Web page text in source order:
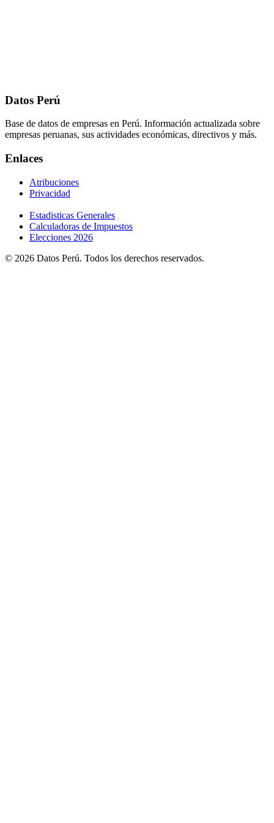
Datos Perú
Base de datos de empresas en Perú. Información actualizada sobre
empresas peruanas, sus actividades económicas, directivos y más.
Enlaces
Atribuciones
Privacidad
Estadisticas Generales
Calculadoras de Impuestos
Elecciones 2026
© 2026 Datos Perú. Todos los derechos reservados.